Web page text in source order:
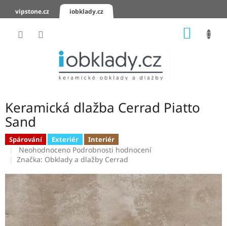
vipstone.cz iobklady.cz
KERAMICKÉ
OBKLADY
KERAMICKÉ
DLAŽBY
SCHODOVKY
KERAMICKÉ
PARAPETY
Keramická dlažba Cerrad Piatto
Sand
Spárování Exteriér Interiér
Průměrné
hodnocení
je
0,0
z
5
hvězdiček.
Neohodnoceno Podrobnosti hodnocení
Značka: Obklady a dlažby Cerrad